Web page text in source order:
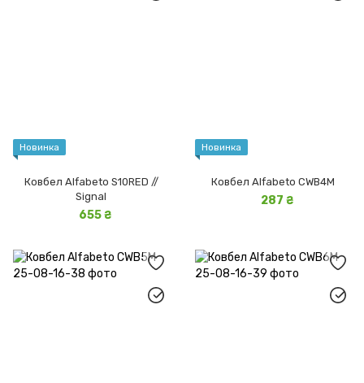
Новинка
Ковбел Alfabeto S10RED //
Signal
655 ₴
Новинка
Ковбел Alfabeto CWB4M
287 ₴